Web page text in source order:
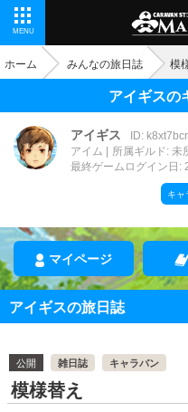
MENU
ホーム みんなの旅日誌 模
アイギスの
アイギス
ID:
アイム
所属ギルド: 未
最終ゲームログイン日:
キャ
マイページ
アイギスの旅日誌
公開
雑日誌 キャラバン
模様替え